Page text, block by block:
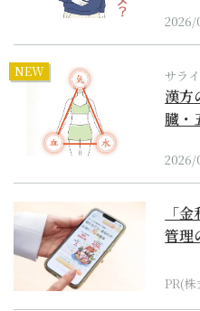
2026/
NEW サライ
漢方
臓・
2026/
「
管理
PR(